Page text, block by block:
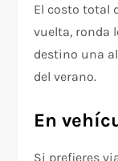
El costo total
vuelta, ronda
destino una
del verano.
En
Si prefieres